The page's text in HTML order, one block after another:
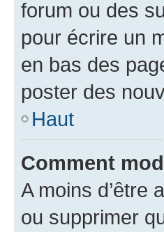
forum ou des
pour écrire un
en bas des
poster des
Haut
Comment
A moins d’être
ou supprimer